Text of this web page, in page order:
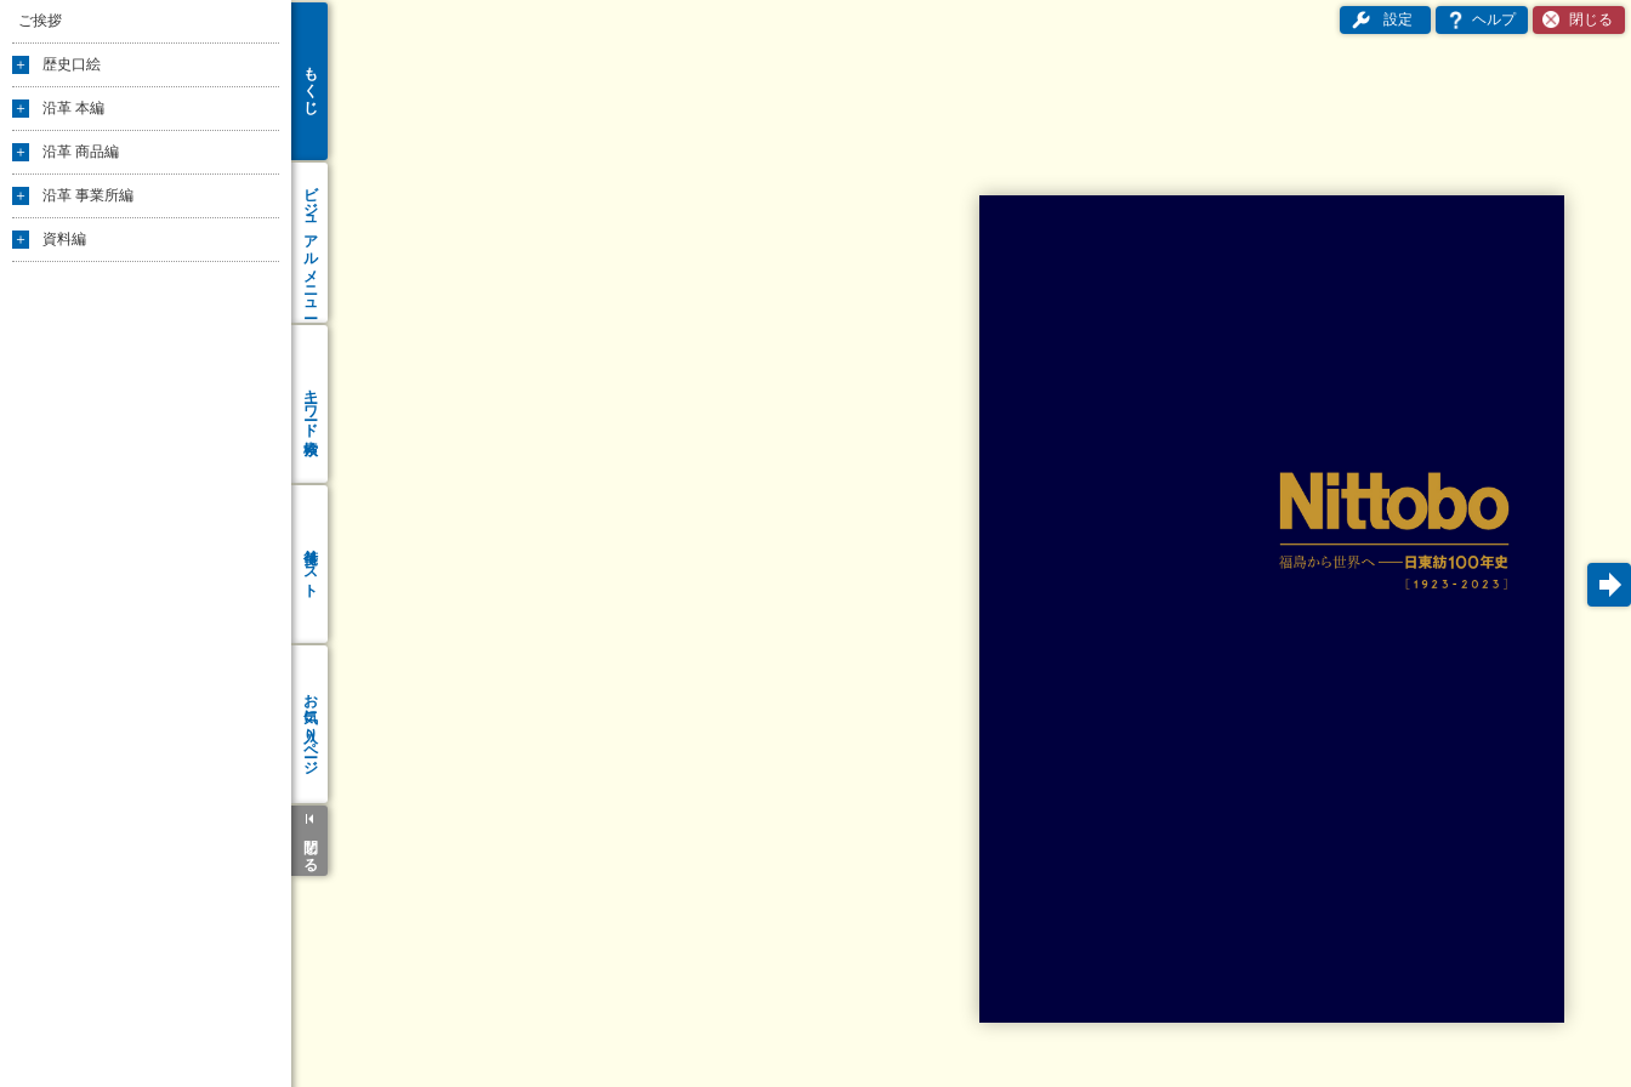
設定 ヘルプ 閉じる
もくじ
ビジュアル
メニュー
キーワード
リスト
お気に入り
ページ
閉じる
ご挨拶
歴史口絵
沿革 本編
沿革 商品編
沿革 事業所編
資料編